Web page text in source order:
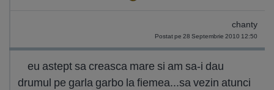
chanty
Postat pe 28 Septembrie 2010 12:50
eu astept sa creasca mare si am sa-i dau
drumul pe garla garbo la fiemea...sa vezin atunci